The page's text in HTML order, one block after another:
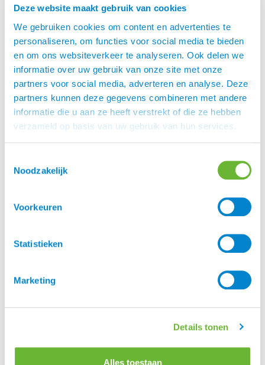
Deze website maakt gebruik van cookies
We gebruiken cookies om content en advertenties te
personaliseren, om functies voor social media te bieden
en om ons websiteverkeer te analyseren. Ook delen we
informatie over uw gebruik van onze site met onze
partners voor social media, adverteren en analyse. Deze
partners kunnen deze gegevens combineren met andere
informatie die u aan ze heeft verstrekt of die ze hebben
verzameld op basis van uw gebruik van hun services.
Noodzakelijk
Voorkeuren
Statistieken
Marketing
Details tonen
Alles toestaan
Onze ervaring is dat paarden na een dag of
14 minder behoefte gaan hebben aan de
rozenbottel.
Soms moeten paarden wel even wennen aan
de smaak, start eventueel met een lagere
dosering door het water.
De rozenbottel geeft namelijk een beetje een
zurige smaak.
worden verstrekt of door het water in een aparte
In principe is een kuur van 21 dagen
gegeven.
Ingrediënten
Cynorrhodon (rozenbottel)